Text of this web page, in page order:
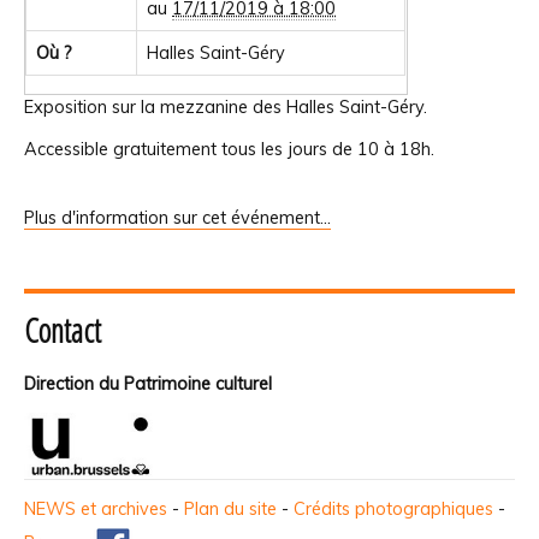
au 17/11/2019 à 18:00
Où ? Halles Saint-Géry
Exposition sur la mezzanine des Halles Saint-Géry.
Accessible gratuitement tous les jours de 10 à 18h.
Plus d'information sur cet événement…
Contact
Direction du Patrimoine culturel
NEWS et archives - Plan du site - Crédits photographiques -